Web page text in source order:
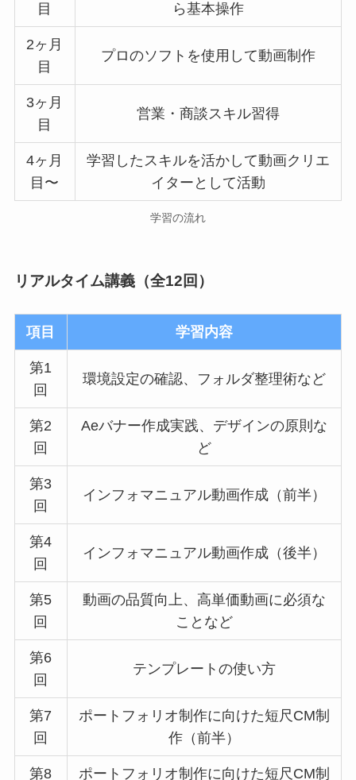
目
ら基本操作
2ヶ月
目
プロのソフトを使用して動画制作
3ヶ月
目
営業・商談スキル習得
4ヶ月
目〜
学習したスキルを活かして動画クリエ
イターとして活動
学習の流れ
リアルタイム講義（全12回）
項目 学習内容
第1
回
環境設定の確認、フォルダ整理術など
第2
回
Aeバナー作成実践、デザインの原則な
ど
第3
回
インフォマニュアル動画作成（前半）
第4
回
インフォマニュアル動画作成（後半）
第5
回
動画の品質向上、高単価動画に必須な
ことなど
第6
回
テンプレートの使い方
第7
回
ポートフォリオ制作に向けた短尺CM制
作（前半）
第8
ポートフォリオ制作に向けた短尺CM制